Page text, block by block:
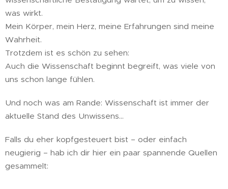
was wirkt.
Mein Körper, mein Herz, meine Erfahrungen sind meine
Wahrheit.
Trotzdem ist es schön zu sehen:
Auch die Wissenschaft beginnt begreift, was viele von
uns schon lange fühlen.
Und noch was am Rande: Wissenschaft ist immer der
aktuelle Stand des Unwissens...
Falls du eher kopfgesteuert bist – oder einfach
neugierig – hab ich dir hier ein paar spannende Quellen
gesammelt: